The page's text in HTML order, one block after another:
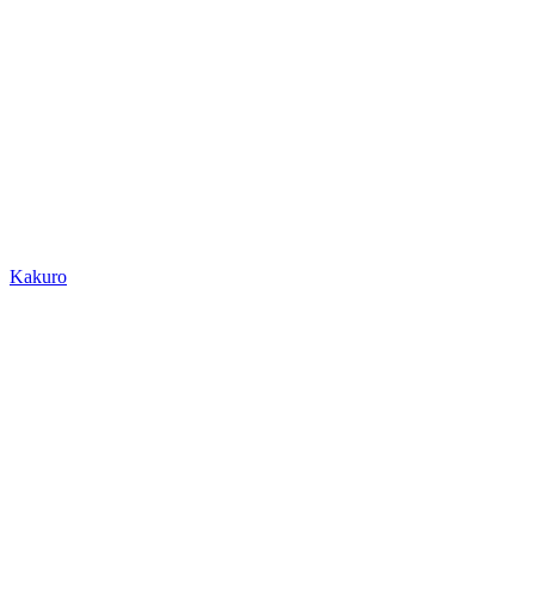
Kakuro